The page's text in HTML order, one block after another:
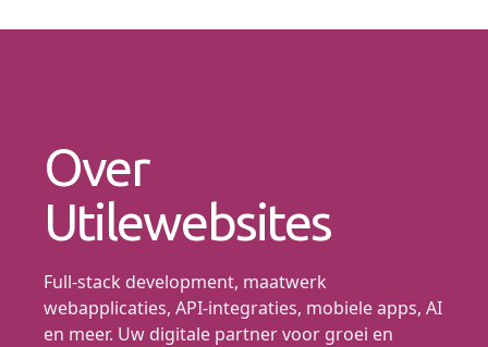
Over
Utilewebsites
Full-stack development, maatwerk
webapplicaties, API-integraties, mobiele apps, AI
en meer. Uw digitale partner voor groei en